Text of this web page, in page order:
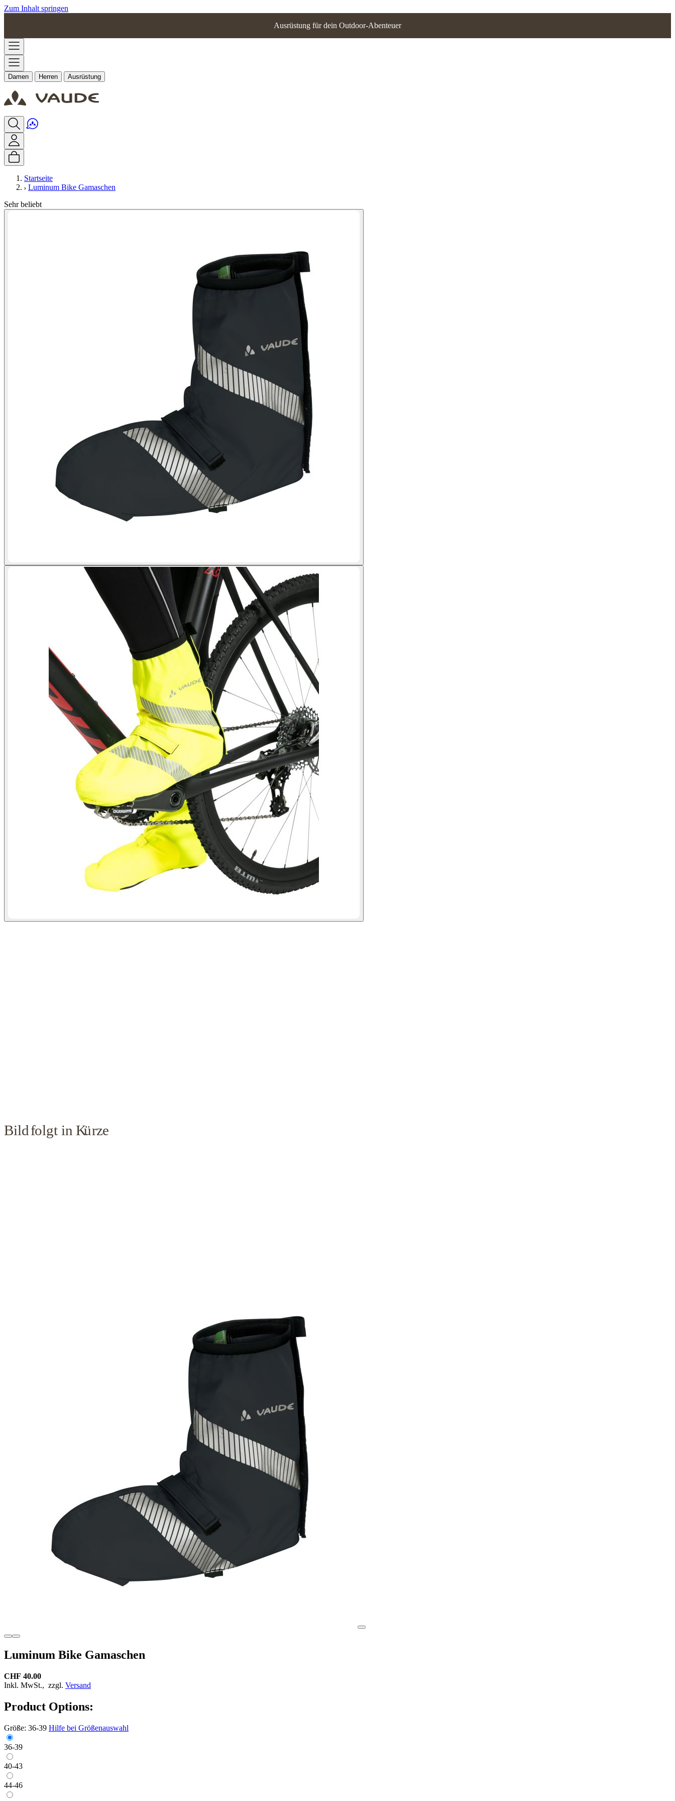
Zum Inhalt springen
Ausrüstung für dein Outdoor-Abenteuer
Damen Herren Ausrüstung
Startseite
Luminum Bike Gamaschen
Sehr beliebt
Luminum Bike Gamaschen
CHF 40.00
Inkl. MwSt., zzgl. Versand
Product Options:
Größe: 36-39 Hilfe bei Größenauswahl
36-39
40-43
44-46